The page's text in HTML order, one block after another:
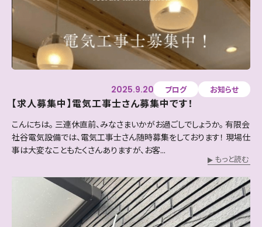
【求人募集中】電気工事士さん募集中です！
2025.9.20 ブログ お知らせ
こんにちは。 三連休直前、みなさまいかがお過ごしでしょうか。 有限会
社谷電気設備では、電気工事士さん随時募集をしております！ 現場仕
事は大変なこともたくさんありますが、お客...
もっと読む